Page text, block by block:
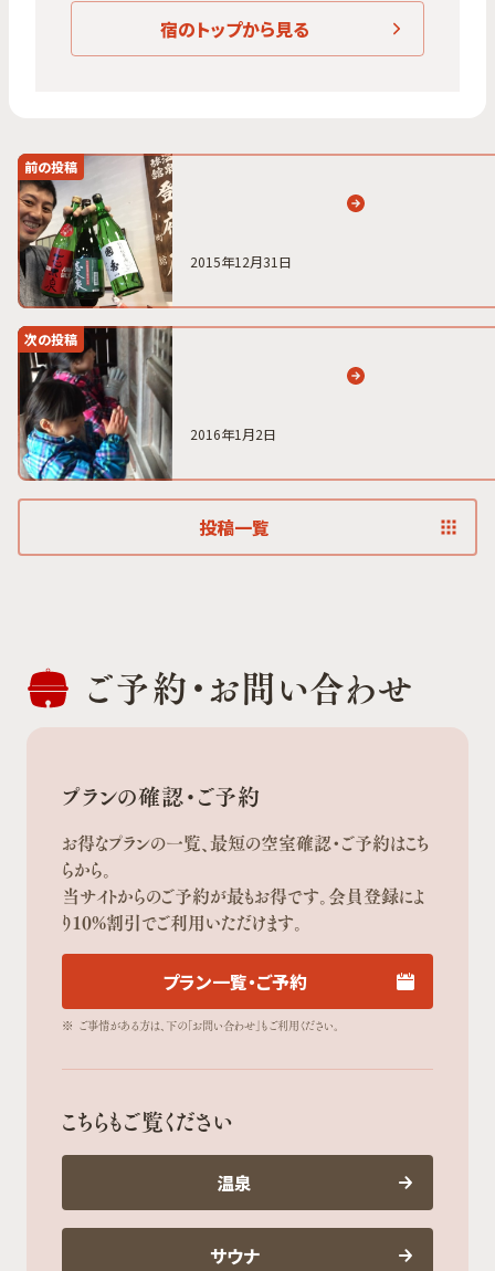
宿のトップから見る
前の投稿
2015年12月31日
次の投稿
2016年1月2日
投稿一覧
ご予約・お問い合わせ
プランの確認・ご予約
お得なプランの一覧、最短の空室確認・ご予約はこち
らから。
当サイトからのご予約が最もお得です。会員登録によ
り10%割引でご利用いただけます。
プラン一覧・ご予約
※ ご事情がある方は、下の「お問い合わせ」もご利用ください。
こちらもご覧ください
温泉
サウナ